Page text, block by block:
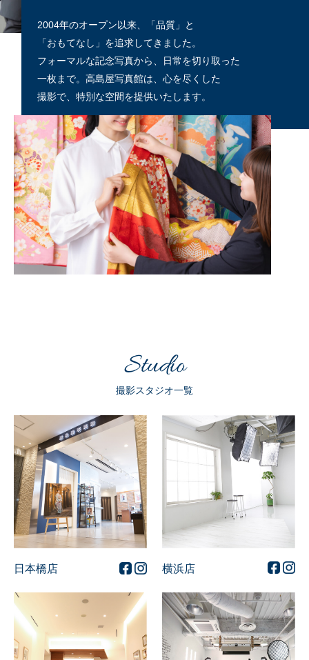
2004年のオープン以来、「品質」と
「おもてなし」を追求してきました。
フォーマルな記念写真から、日常を切り取った
一枚まで。高島屋写真館は、心を尽くした
撮影で、特別な空間を提供いたします。
Studio
撮影スタジオ一覧
日本橋店 横浜店